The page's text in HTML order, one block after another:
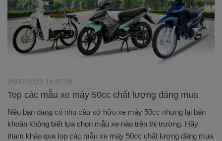
Top các mẫu xe máy 50cc chất lượng đáng mua
29/07/2023 14:37:28
Nếu bạn đang có nhu cầu sở hữu xe máy 50cc nhưng lại băn
khoăn không biết lựa chọn mẫu xe nào trên thị trường. Hãy
tham khảo qua top các mẫu xe máy 50cc chất lượng đáng mua